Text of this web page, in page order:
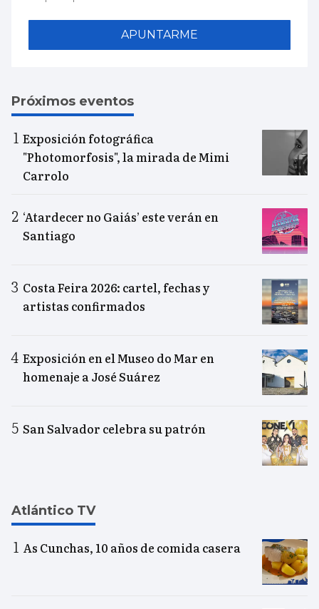
APUNTARME
Próximos eventos
Exposición fotográfica
"Photomorfosis", la mirada de Mimi
Carrolo
‘Atardecer no Gaiás’ este verán en
Santiago
Costa Feira 2026: cartel, fechas y
artistas confirmados
Exposición en el Museo do Mar en
homenaje a José Suárez
San Salvador celebra su patrón
Atlántico TV
As Cunchas, 10 años de comida casera